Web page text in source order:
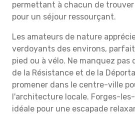
permettant à chacun de trouver
pour un séjour ressourçant.
Les amateurs de nature
verdoyants des environs,
pied ou à vélo. Ne manquez pas
de la Résistance et de la
promener dans le centre-ville
l'architecture locale. Forges-
idéale pour une escapade